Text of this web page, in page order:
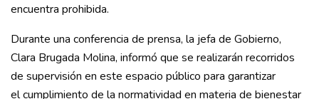
encuentra prohibida.
Durante una conferencia de prensa, la jefa de Gobierno,
Clara Brugada Molina, informó que se realizarán recorridos
de supervisión en este espacio público para garantizar
el cumplimiento de la normatividad en materia de bienestar